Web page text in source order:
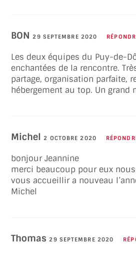
BON29 SEPTEMBRE 2020
Les deux équipes du Puy-de-
enchantées de la rencontre.
partage, organisation parfaite,
hébergement au top. Un grand
Michel2 OCTOBRE 2020
bonjour Jeannine
merci beaucoup pour eux
vous accueillir a nouveau
Michel
Thomas29 SEPTEMBRE 2020